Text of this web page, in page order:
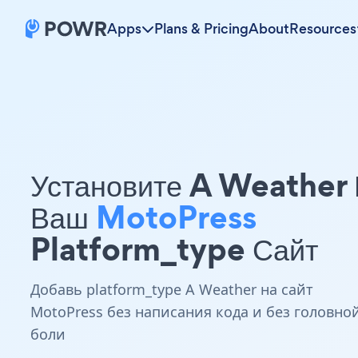
Apps Plans & PricingAboutResources
Установите A
Ваш MotoPress
Platform_type Сайт
Добавь platform_type A Weather на сайт
MotoPress без написания кода и без
боли